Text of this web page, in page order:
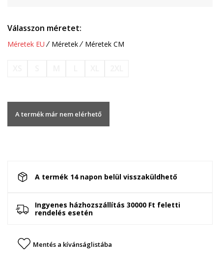
Válasszon méretet:
Méretek EU Méretek Méretek CM
A termék már nem elérhető
A termék 14 napon belül visszaküldhető
Ingyenes házhozszállítás 30000 Ft feletti
rendelés esetén
Mentés a kívánságlistába